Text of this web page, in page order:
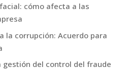
cómo afecta a las
la corrupción: Acuerdo para
gestión del control del fraude